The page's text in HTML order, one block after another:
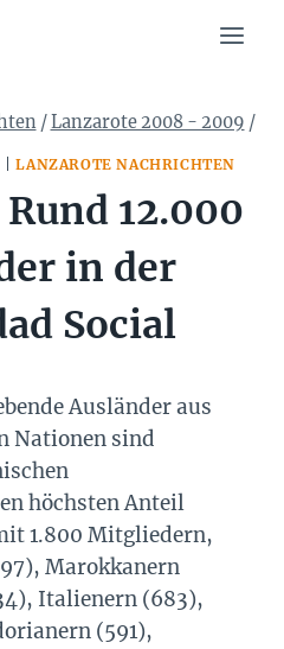
/Lanzarote 2008 - 2009 /
|LANZAROTE NACHRICHTEN
12.000
in der
Social
Ausländer aus
Nationen sind
höchsten Anteil
1.800 Mitgliedern,
Marokkanern
Italienern (683),
(591),